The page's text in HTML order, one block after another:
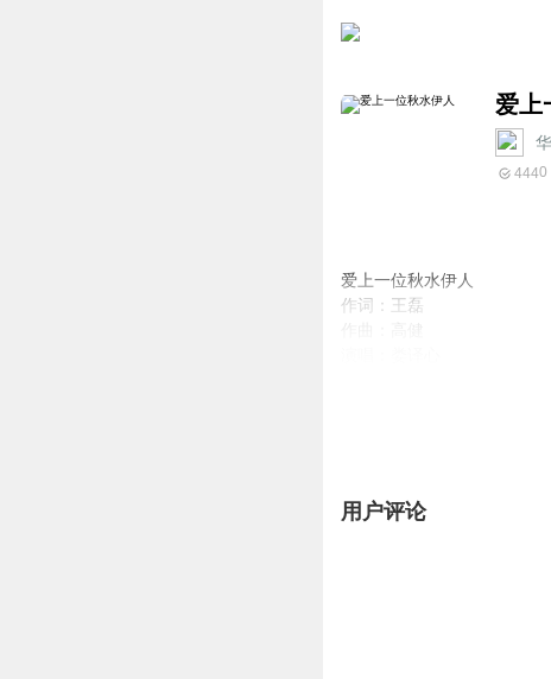
爱上
4440
爱上一位秋水伊人
作词：王磊
《爱上一位秋水伊人》是
味！特别适合在秋天聆听
用户评论